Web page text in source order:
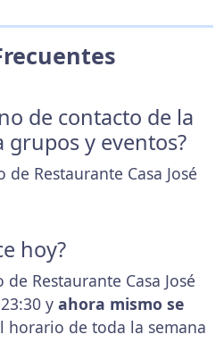
de contacto de la
grupos y eventos?
Restaurante Casa José
hoy?
Restaurante Casa José
y ahora mismo se
horario de toda la semana